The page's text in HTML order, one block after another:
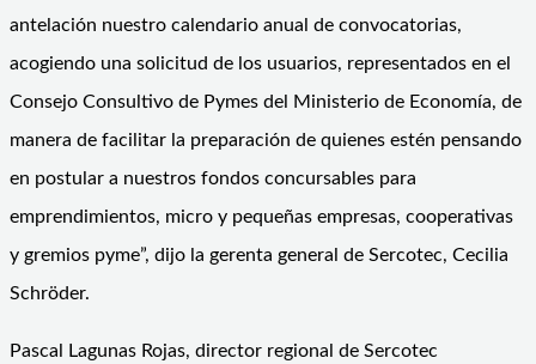
antelación nuestro calendario anual de convocatorias,
acogiendo una solicitud de los usuarios, representados en el
Consejo Consultivo de Pymes del Ministerio de Economía, de
manera de facilitar la preparación de quienes estén pensando
en postular a nuestros fondos concursables para
emprendimientos, micro y pequeñas empresas, cooperativas
y gremios pyme”, dijo la gerenta general de Sercotec, Cecilia
Schröder.
Pascal Lagunas Rojas, director regional de Sercotec